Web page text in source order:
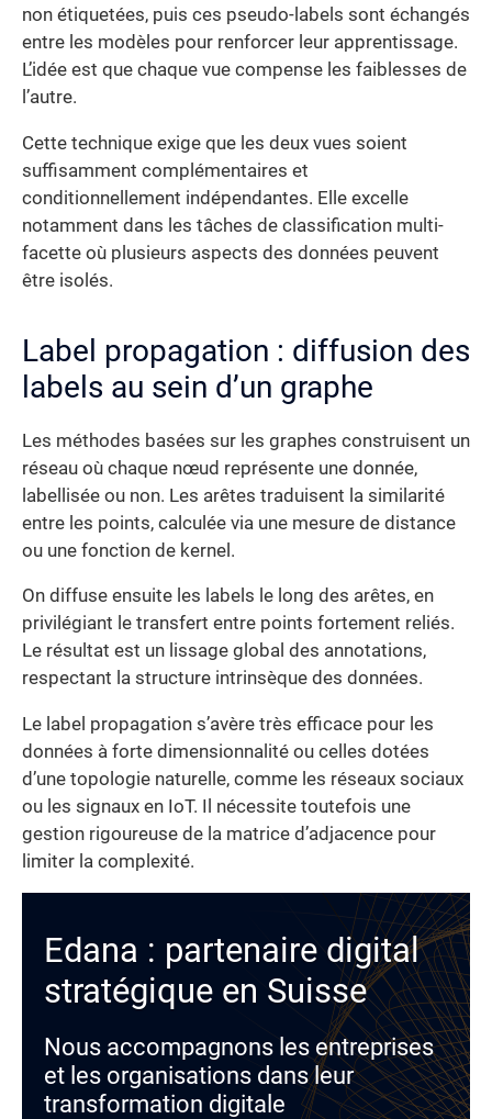
non étiquetées, puis ces pseudo-labels sont échangés
entre les modèles pour renforcer leur apprentissage.
L’idée est que chaque vue compense les faiblesses de
l’autre.
Cette technique exige que les deux vues soient
suffisamment complémentaires et
conditionnellement indépendantes. Elle excelle
notamment dans les tâches de classification multi-
facette où plusieurs aspects des données peuvent
être isolés.
Label propagation : diffusion des
labels au sein d’un graphe
Les méthodes basées sur les graphes construisent un
réseau où chaque nœud représente une donnée,
labellisée ou non. Les arêtes traduisent la similarité
entre les points, calculée via une mesure de distance
ou une fonction de kernel.
On diffuse ensuite les labels le long des arêtes, en
privilégiant le transfert entre points fortement reliés.
Le résultat est un lissage global des annotations,
respectant la structure intrinsèque des données.
Le label propagation s’avère très efficace pour les
données à forte dimensionnalité ou celles dotées
d’une topologie naturelle, comme les réseaux sociaux
ou les signaux en IoT. Il nécessite toutefois une
gestion rigoureuse de la matrice d’adjacence pour
limiter la complexité.
Edana : partenaire digital
stratégique en Suisse
Nous accompagnons les entreprises
et les organisations dans leur
transformation digitale